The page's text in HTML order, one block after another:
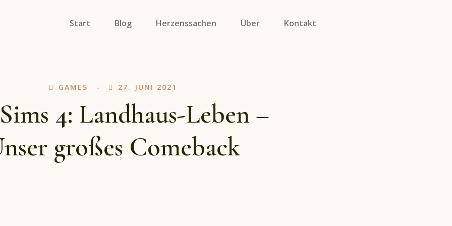
Start Blog Herzenssachen Über Kontakt
GAMES 27. JUNI 2021
4: Landhaus-Leben –
großes Comeback